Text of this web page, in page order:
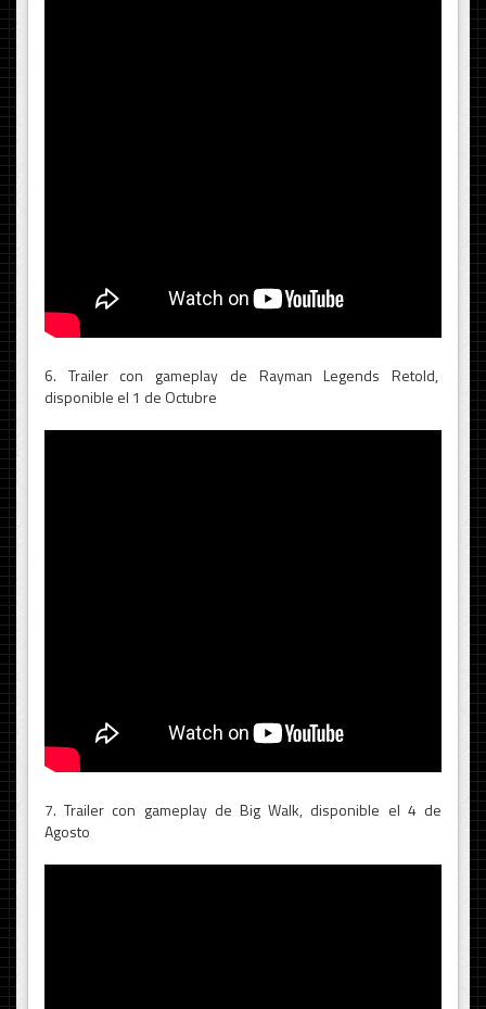
6. Trailer con gameplay de Rayman Legends Retold,
disponible el 1 de Octubre
7. Trailer con gameplay de Big Walk, disponible el 4 de
Agosto